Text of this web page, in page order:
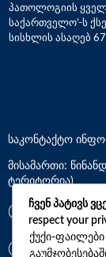
პათოლოგიის
საქართველო’-ს
სისხლის ასაღებ
საკონტაქტო
მისამართი:
ტერიტორია)
*7770
+(995)32 2
ჩვენ პატივს
respect your
ქუქი-